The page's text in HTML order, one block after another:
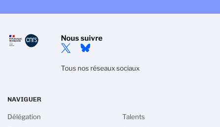
Nous suivre
Tous nos réseaux sociaux
NAVIGUER
Délégation
Talents